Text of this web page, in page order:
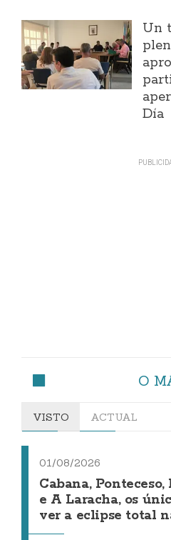
Un
Día
O
VISTO ACTUAL
01/08/2026
Cabana,
e A Laracha, os
ver a eclipse total